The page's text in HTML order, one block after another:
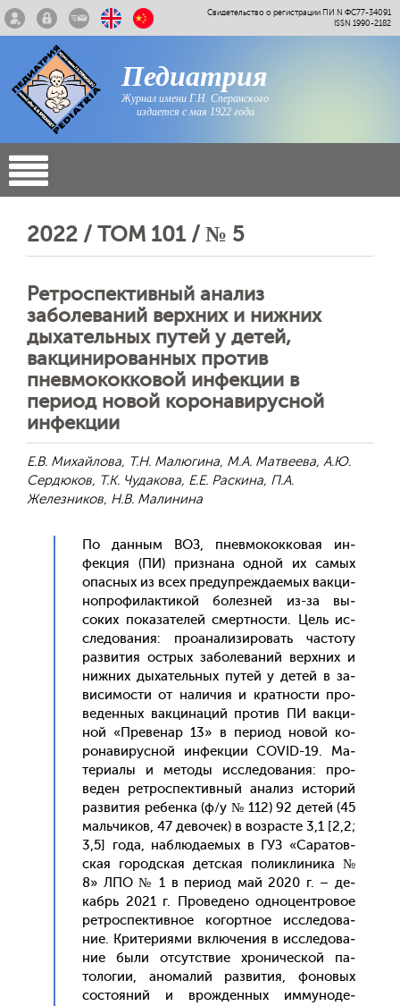
Свидетельство о регистрации ПИ N ФС77-34091
ISSN 1990-2182
Педиатрия
Журнал имени Г.Н. Сперанского
издается с мая 1922 года
2022 / ТОМ 101 / № 5
Ретроспективный анализ
заболеваний верхних и нижних
дыхательных путей у детей,
вакцинированных против
пневмококковой инфекции в
период новой коронавирусной
инфекции
Е.В. Михайлова, Т.Н. Малюгина, М.А. Матвеева, А.Ю.
Сердюков, Т.К. Чудакова, Е.Е. Раскина, П.А.
Железников, Н.В. Малинина
По дан­ным ВОЗ, пнев­мо­кок­ко­вая ин­
фекция (ПИ) приз­на­на од­ной их са­мых
опас­ных из всех пре­дуп­режда­емых вак­ци­
ноп­ро­филак­ти­кой бо­лез­ней из-за вы­
соких по­каза­телей смер­тнос­ти. Цель ис­
сле­дова­ния: про­ана­лизи­ровать час­то­ту
раз­ви­тия ос­трых за­боле­ваний вер­хних и
ниж­них ды­хатель­ных пу­тей у де­тей в за­
виси­мос­ти от на­личия и крат­ности про­
веден­ных вак­ци­наций про­тив ПИ вак­ци­
ной «Пре­венар 13» в пе­ри­од но­вой ко­
рона­вирус­ной ин­фекции COVID-19. Ма­
тери­алы и ме­тоды ис­сле­дова­ния: про­
веден рет­роспек­тивный ана­лиз ис­то­рий
раз­ви­тия ре­бен­ка (ф/у № 112) 92 де­тей (45
маль­чи­ков, 47 де­вочек) в воз­расте 3,1 [2,2;
3,5] го­да, наб­лю­да­емых в ГУЗ «Са­ратов­
ская го­род­ская дет­ская по­лик­ли­ника №
8» ЛПО № 1 в пе­ри­од май 2020 г. – де­
кабрь 2021 г. Про­веде­но од­но­цен­тро­вое
рет­роспек­тивное ко­гор­тное ис­сле­дова­
ние. Кри­тери­ями вклю­чения в ис­сле­дова­
ние бы­ли от­сутс­твие хро­ничес­кой па­
толо­гии, ано­малий раз­ви­тия, фо­новых
сос­то­яний и врож­денных им­му­ноде­